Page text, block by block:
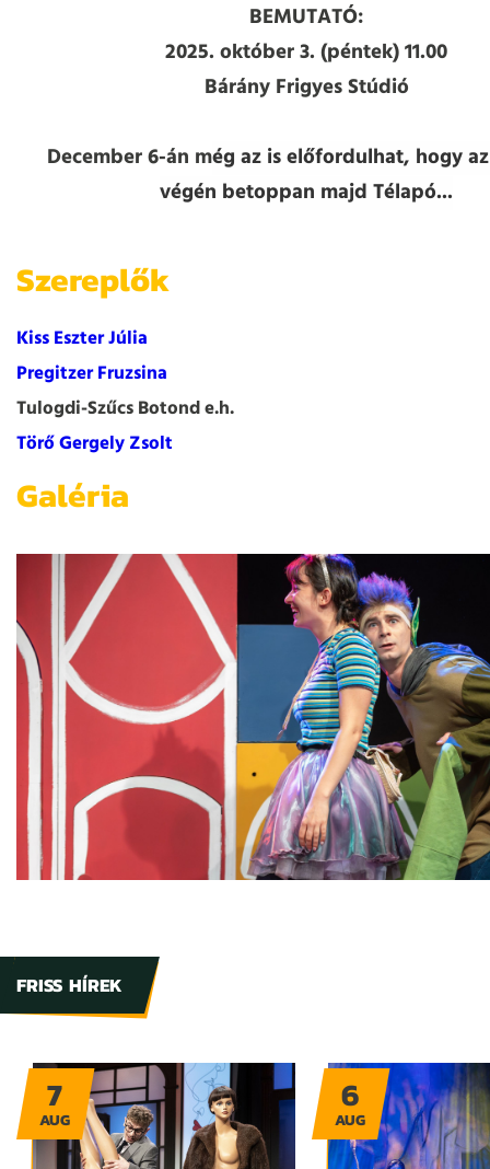
BEMUTATÓ:
2025. október 3. (péntek) 11.00
Bárány Frigyes Stúdió
December 6-án még az is előfordulhat, hogy
végén betoppan majd Télapó...
Szereplők
Kiss Eszter Júlia
Pregitzer Fruzsina
Tulogdi-Szűcs Botond e.h.
Törő Gergely Zsolt
Galéria
FRISS HÍREK
7
AUG
6
AUG